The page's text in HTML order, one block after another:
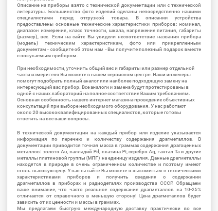
Описание на приборы взято с технической документации или с технической
литературы. Большинство фото изделий сделаны непосредственно нашими
специалистами перед отгрузкой товара. В описании устройства
предоставлены основные технические характеристики приборов: номинал,
диапазон измерения, класс точности, шкала, напряжение питания, габариты
(размер), вес. Если на сайте Вы увидели несоответствие названия прибора
(модель) техническим характеристикам, фото или прикрепленным
документам - сообщите об этом нам - Вы получите полезный подарок вместе
с покупаемым прибором.
При необходимости, уточнить общий вес и габариты или размер отдельной
части измерителя Вы можете в нашем сервисном центре. Наши инженеры
помогут подобрать полный аналог или наиболее подходящую замену на
интересующий вас прибор. Все аналоги и замена будут протестированы в
одной с наших лабораторий на полное соответствие Вашим требованиям.
Основная особенность нашего интернет магазина проведение объективных
консультаций при выборе необходимого оборудования. У нас работают
около 20 высококвалифицированных специалистов, которые готовы
ответить на все ваши вопросы.
В технической документации на каждый прибор или изделие указывается
информация по перечню и количеству содержания драгметаллов. В
документации приводится точная масса в граммах содержания драгоценных
металлов: золото Au, палладий Pd, платина Pt, серебро Ag, тантал Ta и другие
металлы платиновой группы (МПГ) на единицу изделия. Данные драгметаллы
находятся в природе в очень ограниченном количестве и поэтому имеют
столь высокую цену. У нас на сайте Вы можете ознакомиться с техническими
характеристиками приборов и получить сведения о содержании
драгметаллов в приборах и радиодеталях производства СССР. Обращаем
ваше внимание, что часто реальное содержание драгметаллов на 10-25%
отличается от справочного в меньшую сторону! Цена драгметаллов будет
зависить от их ценности и массы в граммах.
Мы предлагаем быструю международную доставку практически во все